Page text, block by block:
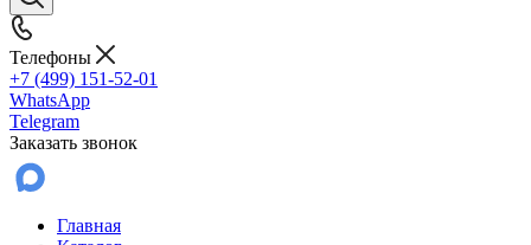
Телефоны
+7 (499) 151-52-01
WhatsApp
Telegram
Заказать звонок
Главная